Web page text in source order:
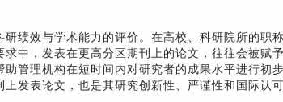
绩效与学术能力的评价。在高校、科研院所的职
中，发表在更高分区期刊上的论文，往往会被赋
管理机构在短时间内对研究者的成果水平进行初
发表论文，也是其研究创新性、严谨性和国际认